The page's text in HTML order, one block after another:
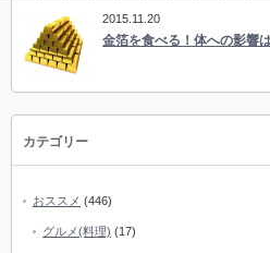
2015.11.20
金箔を食べる！体への影響
カテゴリー
おススメ (446)
グルメ(料理) (17)